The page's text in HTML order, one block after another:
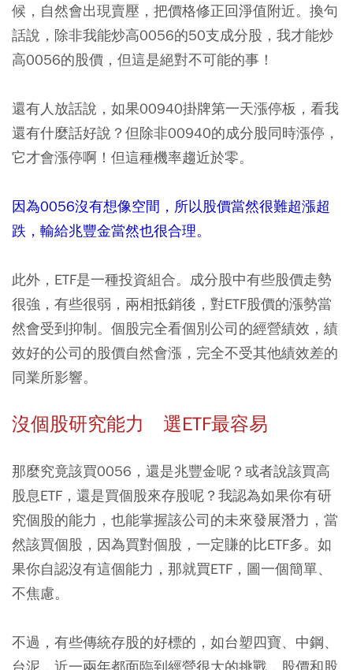
候，自然會出現賣壓，把價格修正回淨值附近。換句
話說，除非我能炒高0056的50支成分股，我才能炒
高0056的股價，但這是絕對不可能的事！
還有人放話說，如果00940掛牌第一天漲停板，看我
還有什麼話好說？但除非00940的成分股同時漲停，
它才會漲停啊！但這種機率趨近於零。
因為0056沒有想像空間，所以股價當然很難超漲超
跌，輸給兆豐金當然也很合理。
此外，ETF是一種投資組合。成分股中有些股價走勢
很強，有些很弱，兩相抵銷後，對ETF股價的漲勢當
然會受到抑制。個股完全看個別公司的經營績效，績
效好的公司的股價自然會漲，完全不受其他績效差的
同業所影響。
沒個股研究能力 選ETF最容易
那麼究竟該買0056，還是兆豐金呢？或者說該買高
股息ETF，還是買個股來存股呢？我認為如果你有研
究個股的能力，也能掌握該公司的未來發展潛力，當
然該買個股，因為買對個股，一定賺的比ETF多。如
果你自認沒有這個能力，那就買ETF，圖一個簡單、
不焦慮。
不過，有些傳統存股的好標的，如台塑四寶、中鋼、
台泥，近一兩年都面臨到經營很大的挑戰，股價和股